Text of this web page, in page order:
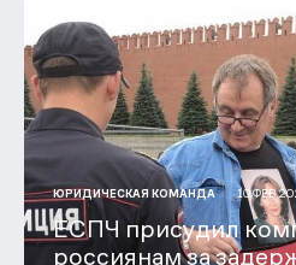
ЮРИДИЧЕСКАЯ КОМАНДА 10 ФЕВ
ЕСПЧ присудил
россиянам за